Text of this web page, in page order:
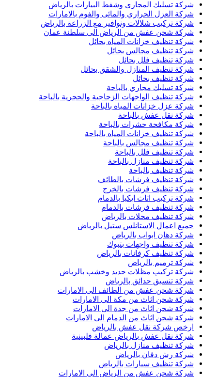
شركة تسليك المجارى وشفط البيارات بالرياض
شركة العزل الحراري والمائى والفوم بالامارات
شركة تركيب شلالات ونوافير مع الزراعة بالرياض
شركة شحن عفش من الرياض الى سلطنة عمان
شركة تنظيف خزانات المياه بحائل
شركة تنظيف مجالس بحائل
شركة تنظيف فلل بحائل
شركة تنظيف المنازل والشقق بحائل
شركة تنظيف بحائل
شركة تسليك مجاري بالباحة
شركة تنظيف الواجهات الزجاجية والحجرية بالباحة
شركة عزل خزانات المياه بالباحة
شركة نقل عفش بالباحة
شركة مكافحة حشرات بالباحة
شركة تنظيف خزانات المياه بالباحة
شركة تنظيف مجالس بالباحة
شركة تنظيف فلل بالباحة
شركة تنظيف منازل بالباحة
شركة تنظيف بالباحة
شركة تنظيف فرشات بالطائف
شركة تنظيف فرشات بالخرج
شركة تركيب اثاث ايكيا بالدمام
شركة تنظيف فرشات بالدمام
شركة تنظيف محلات بالرياض
جميع اعمال الاستانلس ستيل بالرياض
شركة دهان ابواب بالرياض
شركة تنظيف واجهات بتبوك
شركة تنظيف كرفانات بالرياض
شركة ترميم بالرياض
شركة تركيب مظلات حديد وخشب بالرياض
شركة تنسيق حدائق بالرياض
شركة شحن عفش من الطائف الى الامارات
شركة شحن اثاث من مكة الى الامارات
شركة شحن اثاث من جدة الى الامارات
شركة شحن اثاث من الدمام الى الامارات
ارخص شركة نقل عفش بالرياض
شركة نقل عفش بالرياض عمالة فلبينية
شركة تنظيف منازل بالرياض
شركة رش دفان بالرياض
شركة تنظيف سيارات بالرياض
شركة شحن عفش من الرياض الى الامارات